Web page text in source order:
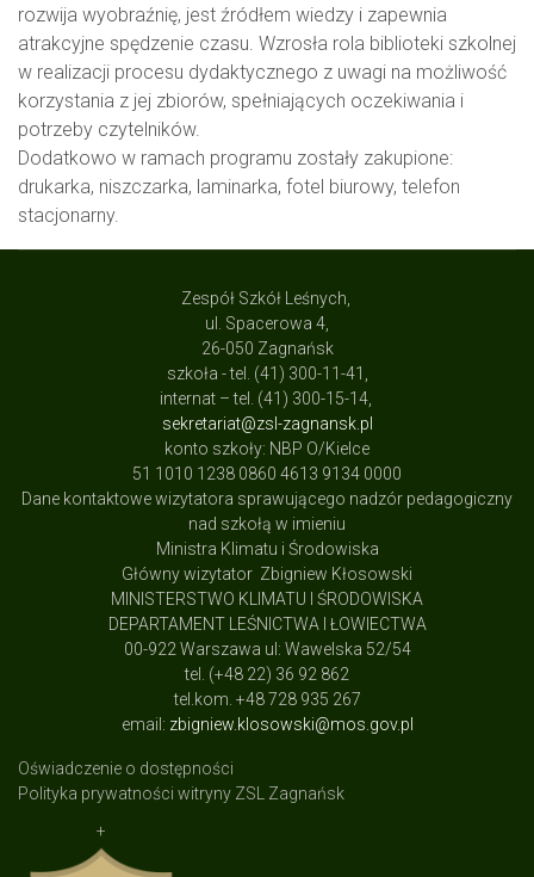
rozwija wyobraźnię, jest źródłem wiedzy i zapewnia
atrakcyjne spędzenie czasu. Wzrosła rola biblioteki szkolnej
w realizacji procesu dydaktycznego z uwagi na możliwość
korzystania z jej zbiorów, spełniających oczekiwania i
potrzeby czytelników.
Dodatkowo w ramach programu zostały zakupione:
drukarka, niszczarka, laminarka, fotel biurowy, telefon
stacjonarny.
Zespół Szkół Leśnych,
ul. Spacerowa 4,
26-050 Zagnańsk
szkoła - tel. (41) 300-11-41,
internat – tel. (41) 300-15-14,
sekretariat@zsl-zagnansk.pl
konto szkoły: NBP O/Kielce
51 1010 1238 0860 4613 9134 0000
Dane kontaktowe wizytatora sprawującego nadzór pedagogiczny
nad szkołą w imieniu
Ministra Klimatu i Środowiska
Główny wizytator Zbigniew Kłosowski
MINISTERSTWO KLIMATU I ŚRODOWISKA
DEPARTAMENT LEŚNICTWA I ŁOWIECTWA
00-922 Warszawa ul: Wawelska 52/54
tel. (+48 22) 36 92 862
tel.kom. +48 728 935 267
email: zbigniew.klosowski@mos.gov.pl
Oświadczenie o dostępności
Polityka prywatności witryny ZSL Zagnańsk
+